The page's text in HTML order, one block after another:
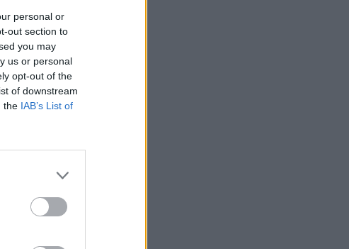
personal or
out section to
you may
us or personal
opt-out of the
of downstream
the IAB’s List of